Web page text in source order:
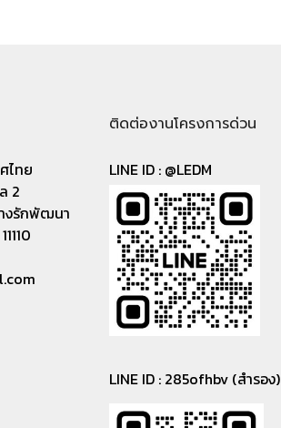
ไทย
2
งรักพัฒนา
ติดต่องานโครงการด่วน
LINE ID : @LEDM
LINE ID : 285ofhbv (สำรอง)